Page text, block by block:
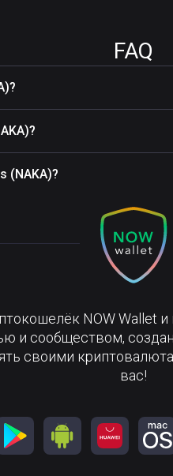
FAQ
(NAKA)?
NOW Wallet и
и сообществом,
своими
вас!